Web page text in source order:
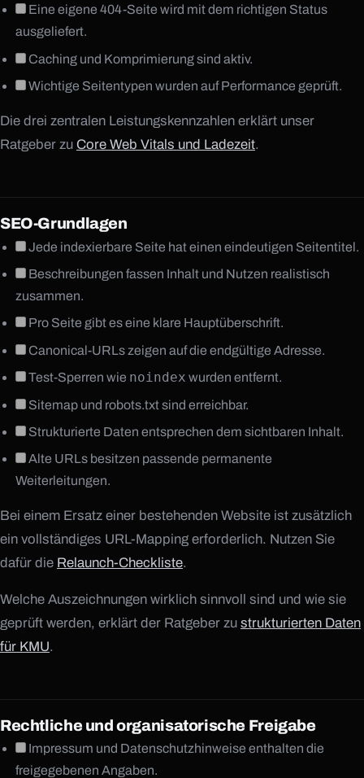
TELEFON +49 1525 2954285
Eine eigene 404-Seite wird mit dem richtigen Status
ausgeliefert.
Caching und Komprimierung sind aktiv.
Wichtige Seitentypen wurden auf Performance geprüft.
Die drei zentralen Leistungskennzahlen erklärt unser
Ratgeber zu Core Web Vitals und Ladezeit.
SEO-Grundlagen
Jede indexierbare Seite hat einen eindeutigen Seitentitel.
Beschreibungen fassen Inhalt und Nutzen realistisch
zusammen.
Pro Seite gibt es eine klare Hauptüberschrift.
Canonical-URLs zeigen auf die endgültige Adresse.
Test-Sperren wie noindex wurden entfernt.
Sitemap und robots.txt sind erreichbar.
Strukturierte Daten entsprechen dem sichtbaren Inhalt.
Alte URLs besitzen passende permanente
Weiterleitungen.
Bei einem Ersatz einer bestehenden Website ist zusätzlich
ein vollständiges URL-Mapping erforderlich. Nutzen Sie
dafür die Relaunch-Checkliste.
Welche Auszeichnungen wirklich sinnvoll sind und wie sie
geprüft werden, erklärt der Ratgeber zu strukturierten Daten
für KMU.
Rechtliche und organisatorische Freigabe
Impressum und Datenschutzhinweise enthalten die
freigegebenen Angaben.